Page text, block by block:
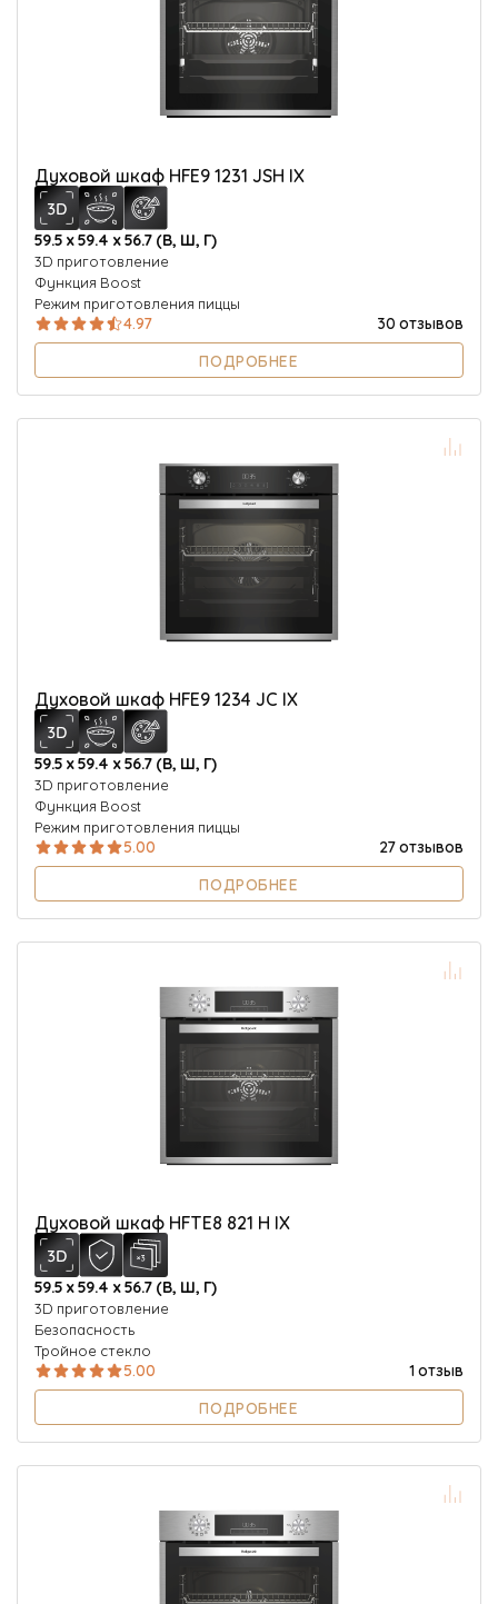
Журнал
Сервис
8 800 3333 887
Духовой шкаф HFE9 1231 JSH IX
59.5 х 59.4 х 56.7 (В, Ш, Г)
3D приготовление
Функция Boost
Режим приготовления пиццы
4.97
30 отзывов
ПОДРОБНЕЕ
Духовой шкаф HFE9 1234 JC IX
59.5 х 59.4 х 56.7 (В, Ш, Г)
3D приготовление
Функция Boost
Режим приготовления пиццы
5.00
27 отзывов
ПОДРОБНЕЕ
Духовой шкаф HFTE8 821 H IX
59.5 х 59.4 х 56.7 (В, Ш, Г)
3D приготовление
Безопасность
Тройное стекло
5.00
1 отзыв
ПОДРОБНЕЕ